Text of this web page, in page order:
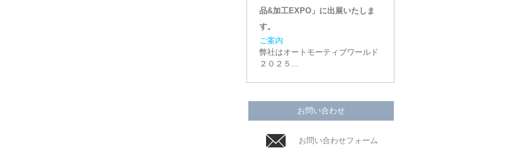
品&加工EXPO」に出展いたしま
す。
ご案内
弊社はオートモーティブワールド
２０２５...
【展示会】SEMICON Japan 2024
に出展いたします。
弊社はSEMICON Japan 202...
お問い合わせ
お問い合わせフォーム